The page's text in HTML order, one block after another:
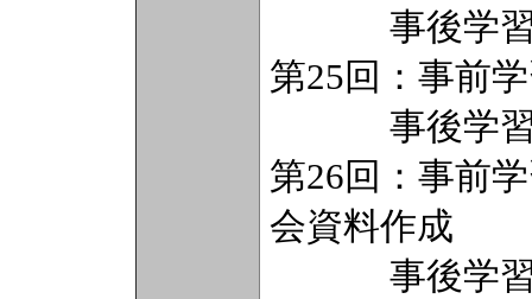
事後学習（
第25回：事前
事後学習（
第26回：事前
会資料作成
事後学習（